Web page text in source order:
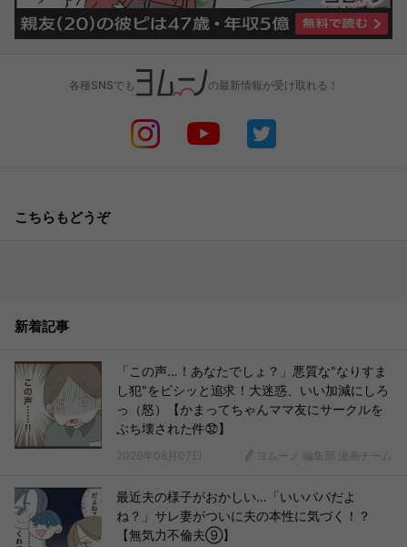
各種SNSでも の最新情報が受け取れる！
こちらもどうぞ
新着記事
「この声…！あなたでしょ？」悪質な"なりすま
し犯"をビシッと追求！大迷惑、いい加減にしろ
っ（怒）【かまってちゃんママ友にサークルを
ぶち壊された件㉜】
2026年08月07日 ヨムーノ 編集部 漫画チーム
最近夫の様子がおかしい…「いいパパだよ
ね？」サレ妻がついに夫の本性に気づく！？
【無気力不倫夫⑨】